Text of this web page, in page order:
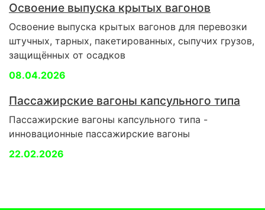
Освоение выпуска крытых вагонов
Освоение выпуска крытых вагонов для перевозки
штучных, тарных, пакетированных, сыпучих грузов,
защищённых от осадков
08.04.2026
Пассажирские вагоны капсульного типа
Пассажирские вагоны капсульного типа -
инновационные пассажирские вагоны
22.02.2026